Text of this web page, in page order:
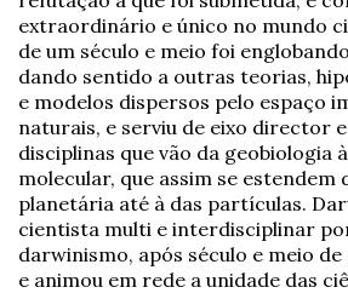
extraordinário e único no mundo
de um século e meio foi
dando sentido a outras teorias,
e modelos dispersos pelo espaço
naturais, e serviu de eixo director
disciplinas que vão da geobiologia
molecular, que assim se estendem
planetária até à das partículas.
cientista multi e interdisciplinar
darwinismo, após século e meio
e animou em rede a unidade das